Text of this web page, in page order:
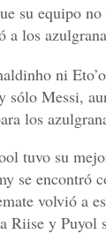
su equipo
los
ni
sólo Messi,
los
tuvo su
se encontró
volvió a
Riise y Puyol